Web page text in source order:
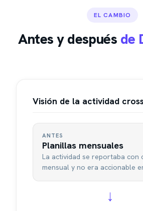
EL CAMBIO
Antes y después de
Visión de la actividad
ANTES
Planillas mensuales
La actividad se reportaba con
mensual y no era accionable
→